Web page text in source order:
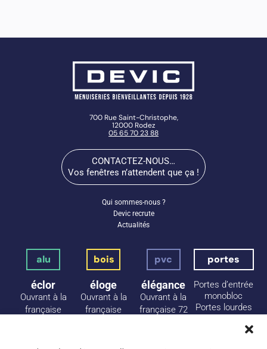
700 Rue Saint-Christophe,
12000 Rodez
05 65 70 23 88
CONTACTEZ-NOUS…
Vos fenêtres n’attendent que ça !
Qui sommes-nous ?
Devic recrute
Actualités
alu
éclor
Ouvrant à la
française
bois
éloge
Ouvrant à la
française
pvc
élégance
Ouvrant à la
française 72
portes
Portes d’entrée
monobloc
Portes lourdes
à panneaux